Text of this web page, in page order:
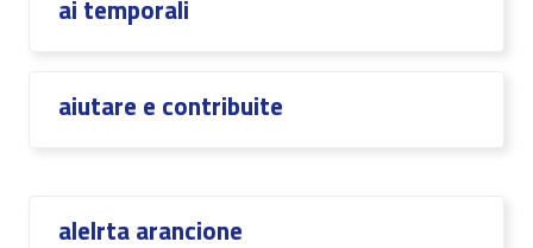
ai temporali
aiutare e contribuite
alelrta arancione